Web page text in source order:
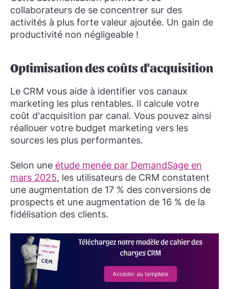
collaborateurs de se concentrer sur des
activités à plus forte valeur ajoutée. Un gain de
productivité non négligeable !
Optimisation des coûts d'acquisition
Le CRM vous aide à identifier vos canaux
marketing les plus rentables. Il calcule votre
coût d'acquisition par canal. Vous pouvez ainsi
réallouer votre budget marketing vers les
sources les plus performantes.
Selon une étude menée par DemandSage en
mars 2025, les utilisateurs de CRM constatent
une augmentation de 17 % des conversions de
prospects et une augmentation de 16 % de la
fidélisation des clients.